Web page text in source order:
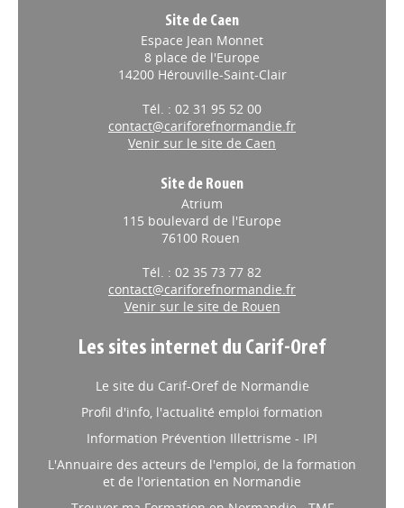
Site de Caen
Espace Jean Monnet
8 place de l'Europe
14200 Hérouville-Saint-Clair
Tél. : 02 31 95 52 00
contact@cariforefnormandie.fr
Venir sur le site de Caen
Site de Rouen
Atrium
115 boulevard de l'Europe
76100 Rouen
Tél. : 02 35 73 77 82
contact@cariforefnormandie.fr
Venir sur le site de Rouen
Les sites internet du Carif-Oref
Le site du Carif-Oref de Normandie
Profil d'info, l'actualité emploi formation
Information Prévention Illettrisme - IPI
L'Annuaire des acteurs de l'emploi, de la formation
et de l'orientation en Normandie